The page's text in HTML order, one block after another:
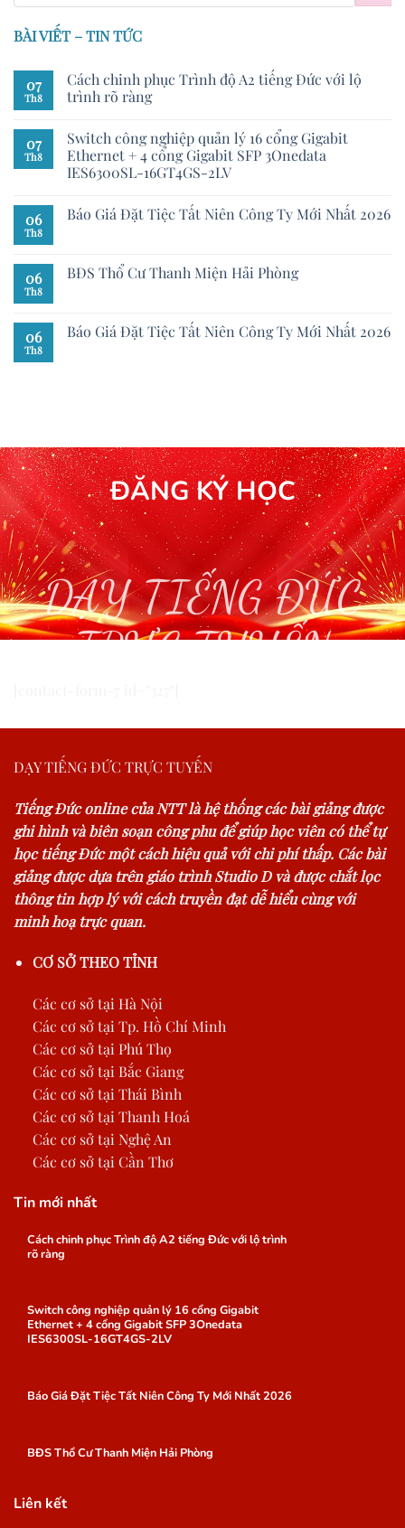
BÀI VIẾT – TIN TỨC
07
Th8
Cách chinh phục Trình độ A2 tiếng Đức với lộ
trình rõ ràng
07
Th8
Switch công nghiệp quản lý 16 cổng Gigabit
Ethernet + 4 cổng Gigabit SFP 3Onedata
IES6300SL-16GT4GS-2LV
06
Th8
Báo Giá Đặt Tiệc Tất Niên Công Ty Mới Nhất 2026
06
Th8
BĐS Thổ Cư Thanh Miện Hải Phòng
06
Th8
Báo Giá Đặt Tiệc Tất Niên Công Ty Mới Nhất 2026
ĐĂNG KÝ HỌC
DẠY TIẾNG ĐỨC
TRỰC TUYẾN
DẠY TIẾNG ĐỨC TRỰC TUYẾN
Tiếng Đức online của NTT là hệ thống các bài giảng được
ghi hình và biên soạn công phu để giúp học viên có thể tự
học tiếng Đức một cách hiệu quả với chi phí thấp. Các bài
giảng được dựa trên giáo trình Studio D và được chắt lọc
thông tin hợp lý với cách truyền đạt dễ hiểu cùng với
minh hoạ trực quan.
CƠ SỞ THEO TỈNH
Các cơ sở tại Hà Nội
Các cơ sở tại Tp. Hồ Chí Minh
Các cơ sở tại Phú Thọ
Các cơ sở tại Bắc Giang
Các cơ sở tại Thái Bình
Các cơ sở tại Thanh Hoá
Các cơ sở tại Nghệ An
Các cơ sở tại Cần Thơ
Tin mới nhất
Cách chinh phục Trình độ A2 tiếng Đức với lộ trình
rõ ràng
Switch công nghiệp quản lý 16 cổng Gigabit
Ethernet + 4 cổng Gigabit SFP 3Onedata
IES6300SL-16GT4GS-2LV
Báo Giá Đặt Tiệc Tất Niên Công Ty Mới Nhất 2026
BĐS Thổ Cư Thanh Miện Hải Phòng
Liên kết